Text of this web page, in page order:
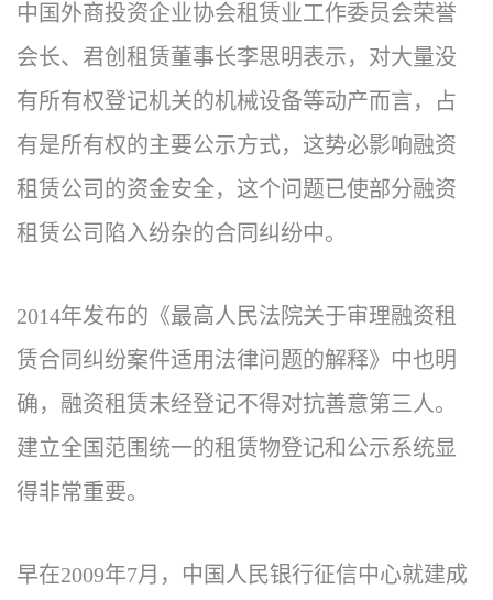
中国外商投资企业协会租赁业工作委员会荣誉
会长、君创租赁董事长李思明表示，对大量没
有所有权登记机关的机械设备等动产而言，占
有是所有权的主要公示方式，这势必影响融资
租赁公司的资金安全，这个问题已使部分融资
租赁公司陷入纷杂的合同纠纷中。
2014年发布的《最高人民法院关于审理融资租
赁合同纠纷案件适用法律问题的解释》中也明
确，融资租赁未经登记不得对抗善意第三人。
建立全国范围统一的租赁物登记和公示系统显
得非常重要。
早在2009年7月，中国人民银行征信中心就建成